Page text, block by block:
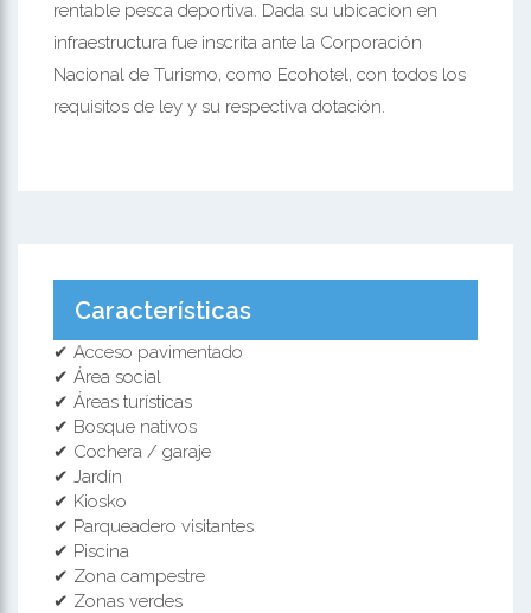
rentable pesca deportiva. Dada su ubicacion en
infraestructura fue inscrita ante la Corporación
Nacional de Turismo, como Ecohotel, con todos los
requisitos de ley y su respectiva dotación.
Características
✔ Acceso pavimentado
✔ Área social
✔ Áreas turísticas
✔ Bosque nativos
✔ Cochera / garaje
✔ Jardín
✔ Kiosko
✔ Parqueadero visitantes
✔ Piscina
✔ Zona campestre
✔ Zonas verdes